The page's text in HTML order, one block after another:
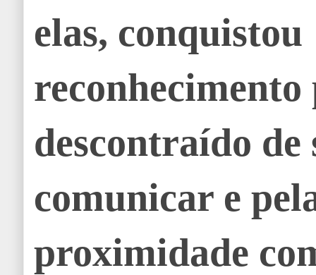
elas, conquistou
descontraído de
comunicar e
proximidade